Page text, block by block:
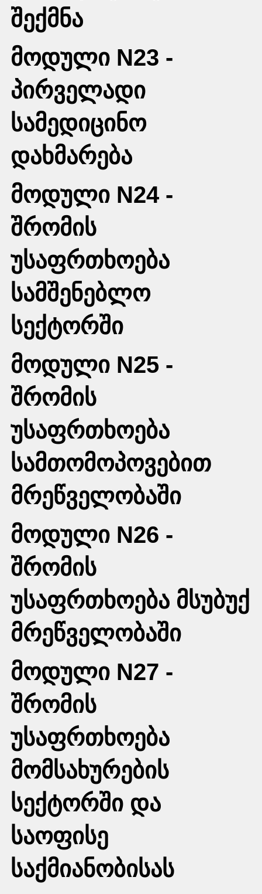
შექმნა
მოდული N23 -
პირველადი
სამედიცინო
დახმარება
მოდული N24 -
შრომის
უსაფრთხოება
სამშენებლო
სექტორში
მოდული N25 -
შრომის
უსაფრთხოება
სამთომოპოვებით
მრეწველობაში
მოდული N26 -
შრომის
უსაფრთხოება მსუბუქ
მრეწველობაში
მოდული N27 -
შრომის
უსაფრთხოება
მომსახურების
სექტორში და
საოფისე
საქმიანობისას